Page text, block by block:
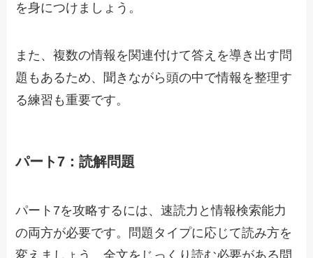
を身につけましょう。
また、複数の情報を関連付けて答えを導き出す問
題もあるため、聞きながら頭の中で情報を整理す
る練習も重要です。
パート7：読解問題
パート7を攻略するには、速読力と情報検索能力
の両方が必要です。問題タイプに応じて読み方を
変えましょう。全文をじっくり読む必要がある問